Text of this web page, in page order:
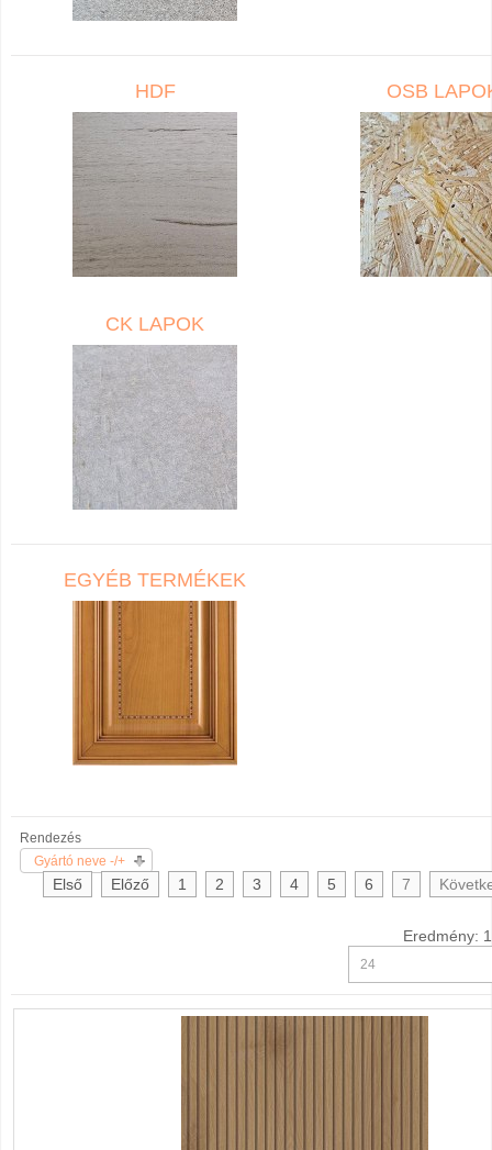
HDF OSB
CK LAPOK
EGYÉB TERMÉKEK
Rendezés
Gyártó neve -/+
Első Előző 1 2 3 4 5 6 7
Eredmény: